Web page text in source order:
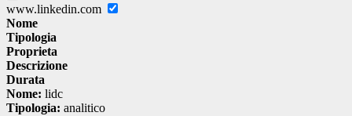
www.linkedin.com
Nome
Tipologia
Proprieta
Descrizione
Durata
Nome: lidc
Tipologia: analitico